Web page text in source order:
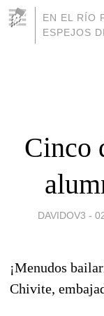
EN EL RÍO
ESPEJOS
Cinco
DAVIDOV3 -
¡Menudos
Chivite,